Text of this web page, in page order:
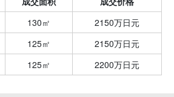
130㎡
2150万日元
125㎡
2150万日元
125㎡ 2200万日元